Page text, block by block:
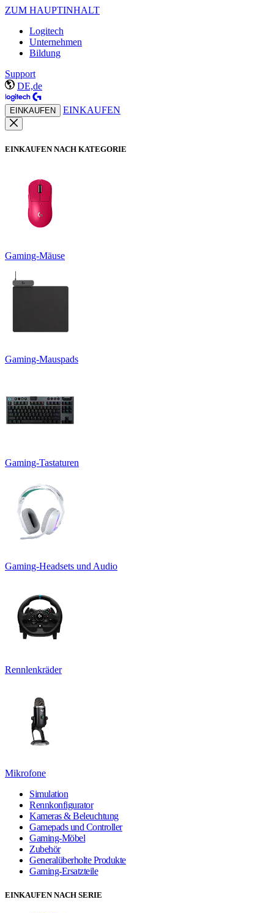
ZUM HAUPTINHALT
Logitech
Unternehmen
Bildung
Support
DE,de
EINKAUFEN EINKAUFEN
EINKAUFEN NACH KATEGORIE
Gaming-Mäuse
Gaming-Mauspads
Gaming-Tastaturen
Gaming-Headsets und Audio
Rennlenkräder
Mikrofone
Simulation
Rennkonfigurator
Kameras & Beleuchtung
Gamepads und Controller
Gaming-Möbel
Zubehör
Generalüberholte Produkte
Gaming-Ersatzteile
EINKAUFEN NACH SERIE